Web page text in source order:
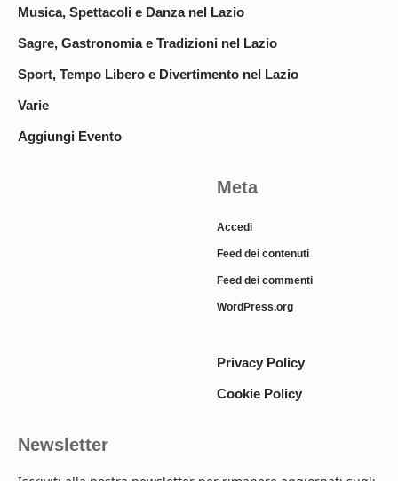
Musica, Spettacoli e Danza nel Lazio
Sagre, Gastronomia e Tradizioni nel Lazio
Sport, Tempo Libero e Divertimento nel Lazio
Varie
Aggiungi Evento
Meta
Accedi
Feed dei contenuti
Feed dei commenti
WordPress.org
Privacy Policy
Cookie Policy
Newsletter